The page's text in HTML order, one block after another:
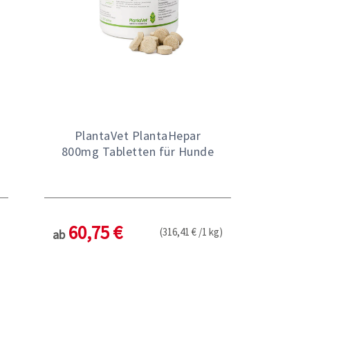
PlantaVet PlantaHepar
800mg Tabletten für Hunde
ab 60,75 € (316,41 € /1 kg)